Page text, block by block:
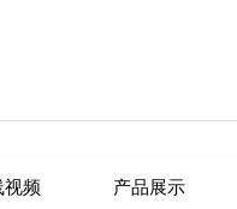
线,撸撸小视
视频 产品展示